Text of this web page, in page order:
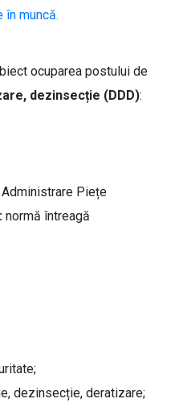
în muncă.
ocuparea postului de
dezinsecție (DDD):
Piețe
normă întreagă
dezinsecție, deratizare;